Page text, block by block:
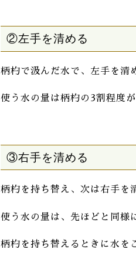
②左手を清める
柄杓で汲んだ水で、左手を清
使う水の量は柄杓の3割程度が
③右手を清める
柄杓を持ち替え、次は右手を
使う水の量は、先ほどと同様
柄杓を持ち替えるときに水を